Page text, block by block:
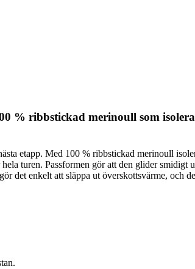
% ribbstickad merinoull som
etapp. Med 100 % ribbstickad merinoull
turen. Passformen gör att den glider smidigt
enkelt att släppa ut överskottsvärme, och